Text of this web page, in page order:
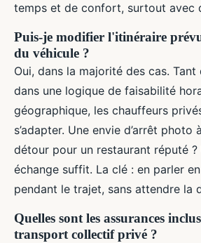
temps et de confort, surtout avec
Puis-je modifier l'itinéraire
du véhicule ?
Oui, dans la majorité des cas.
dans une logique de faisabilité
géographique, les chauffeurs
s’adapter. Une envie d’arrêt photo
détour pour un restaurant réputé ?
échange suffit. La clé : en parler
pendant le trajet, sans attendre la
Quelles sont les assurances
transport collectif privé ?